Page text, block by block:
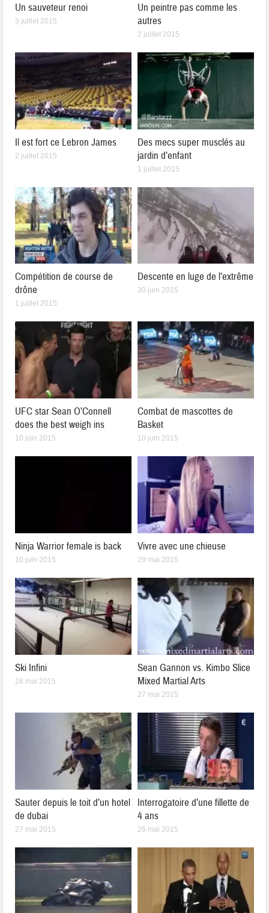
Un sauveteur renoi
3 juillet 2015
Un peintre pas comme les
autres
2 juillet 2015
Il est fort ce Lebron James
2 juillet 2015
Des mecs super musclés au
jardin d’enfant
1 juillet 2015
Compétition de course de
drône
1 juillet 2015
Descente en luge de l’extrême
30 juin 2015
UFC star Sean O’Connell
does the best weigh ins
10 juin 2015
Combat de mascottes de
Basket
10 juin 2015
Ninja Warrior female is back
10 juin 2015
Vivre avec une chieuse
29 mai 2015
Ski Infini
28 mai 2015
Sean Gannon vs. Kimbo Slice
Mixed Martial Arts
27 mai 2015
Sauter depuis le toit d’un hotel
de dubai
27 mai 2015
Interrogatoire d’une fillette de
4 ans
26 mai 2015